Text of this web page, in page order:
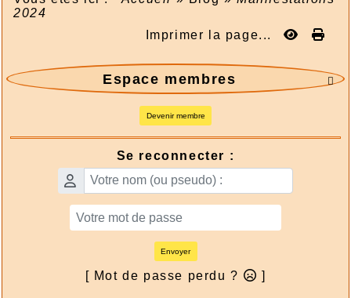
2024
Imprimer la page...

Espace membres
Devenir membre
Se reconnecter :
Envoyer
[ Mot de passe perdu ? ]